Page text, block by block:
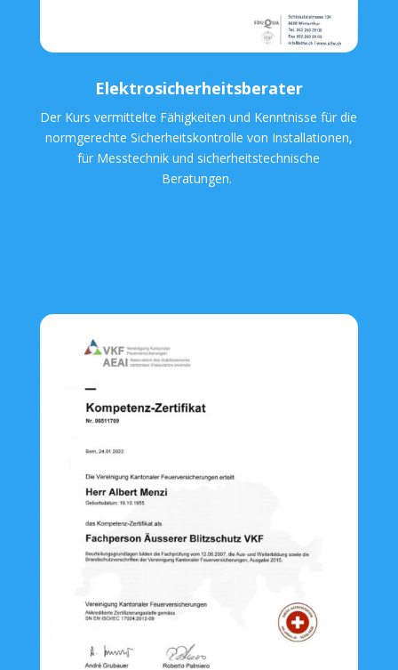
Elektrosicherheitsberater
Der Kurs vermittelte Fähigkeiten und Kenntnisse für die
normgerechte Sicherheitskontrolle von Installationen,
für Messtechnik und sicherheitstechnische
Beratungen.